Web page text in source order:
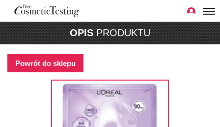
OPISPRODUKTU
Powrót do sklepu